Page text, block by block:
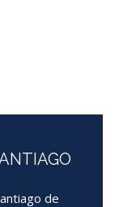
de